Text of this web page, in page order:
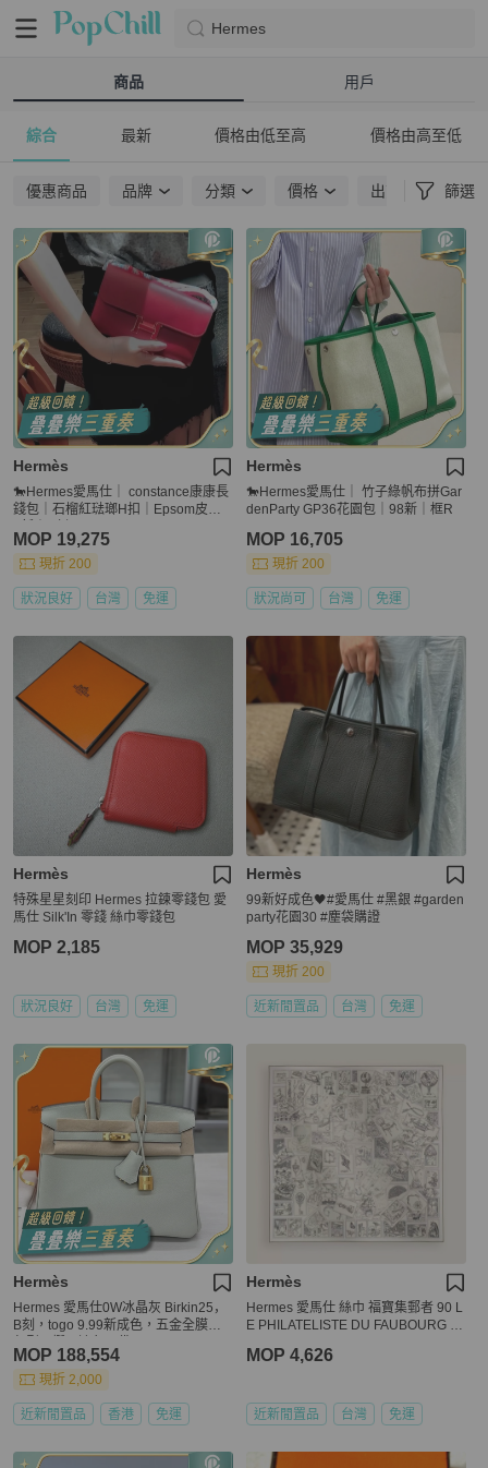
Hermes
商品 用戶
綜合 最新 價格由低至高 價格由高至低
優惠商品 品牌 分類 價格 出貨地點 篩選
Hermès
🐎Hermes愛馬仕｜ constance康康長
錢包｜石榴紅琺瑯H扣｜Epsom皮｜9
MOP 19,275
現折 200
狀況良好 台灣 免運
Hermès
🐎Hermes愛馬仕｜ 竹子綠帆布拼Gar
denParty GP36花園包｜98新｜框R
MOP 16,705
現折 200
狀況尚可 台灣 免運
Hermès
特殊星星刻印 Hermes 拉鍊零錢包 愛
馬仕 Silk'In 零錢 絲巾零錢包
MOP 2,185
狀況良好 台灣 免運
Hermès
99新好成色🖤#愛馬仕 #黑銀 #garden
party花園30 #塵袋購證
MOP 35,929
現折 200
近新閒置品 台灣 免運
Hermès
Hermes 愛馬仕0W冰晶灰 Birkin25，
B刻，togo 9.99新成色，五金全膜，
MOP 188,554
現折 2,000
近新閒置品 香港 免運
Hermès
Hermes 愛馬仕 絲巾 福寶集郵者 90 L
E PHILATELISTE DU FAUBOURG S
MOP 4,626
近新閒置品 台灣 免運